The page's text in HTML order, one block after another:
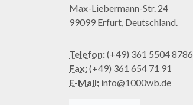
Max-Liebermann-Str. 24
99099 Erfurt, Deutschland.
Telefon:(+49) 361 5504 8786
Fax:(+49) 361 654 71 91
E-Mail: info@1000wb.de